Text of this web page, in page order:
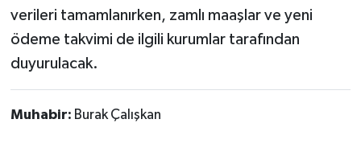
verileri tamamlanırken, zamlı maaşlar ve yeni
ödeme takvimi de ilgili kurumlar tarafından
duyurulacak.
Muhabir: Burak Çalışkan